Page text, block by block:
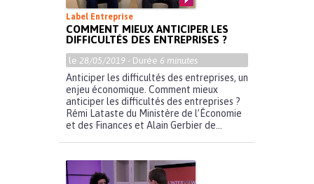
Label Entreprise
COMMENT MIEUX ANTICIPER LES
DIFFICULTÉS DES ENTREPRISES ?
le 28/05/2019 - Durée 6 minutes
Anticiper les difficultés des entreprises, un
enjeu économique. Comment mieux
anticiper les difficultés des entreprises ?
Rémi Lataste du Ministère de l’Économie
et des Finances et Alain Gerbier de...